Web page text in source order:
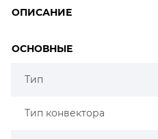
ОПИСАНИЕ
ОСНОВНЫЕ
Тип
Тип конвектора